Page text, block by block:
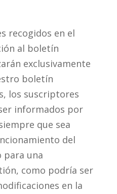
recogidos en el
al boletín
exclusivamente
boletín
los suscriptores
informados por
que sea
del
para una
como podría ser
en la